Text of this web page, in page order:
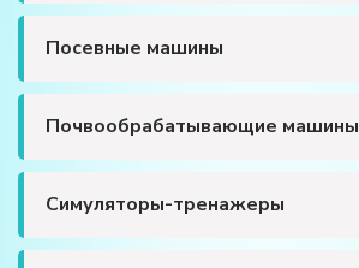
Посевные машины
Почвообрабатывающие машины
Симуляторы-тренажеры